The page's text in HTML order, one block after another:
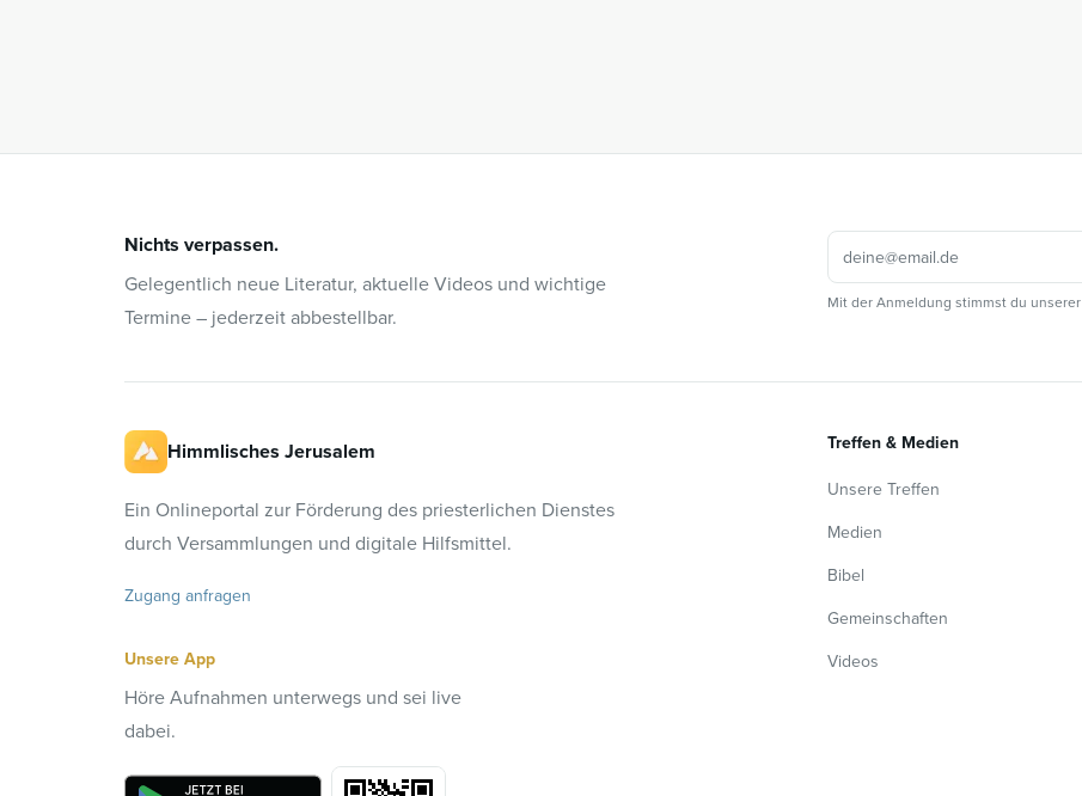
Nichts verpassen.
Gelegentlich neue Literatur, aktuelle Videos und wichtige
Termine – jederzeit abbestellbar.
Mit der Anmeldung stimmst du unserer
Himmlisches Jerusalem
Ein Onlineportal zur Förderung des priesterlichen Dienstes
durch Versammlungen und digitale Hilfsmittel.
Zugang anfragen
Unsere App
Höre Aufnahmen unterwegs und sei live
dabei.
Treffen & Medien
Unsere Treffen
Medien
Bibel
Gemeinschaften
Videos